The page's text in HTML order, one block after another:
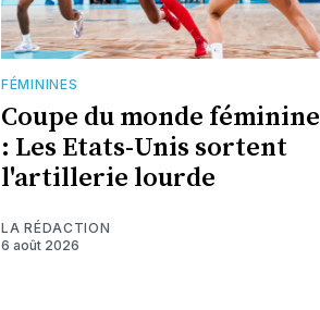
FÉMININES
Coupe du monde féminine
: Les Etats-Unis sortent
l'artillerie lourde
LA RÉDACTION
6 août 2026